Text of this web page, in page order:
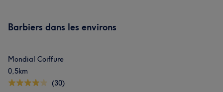
Barbiers dans les environs
Mondial Coiffure
0,5km
(30)